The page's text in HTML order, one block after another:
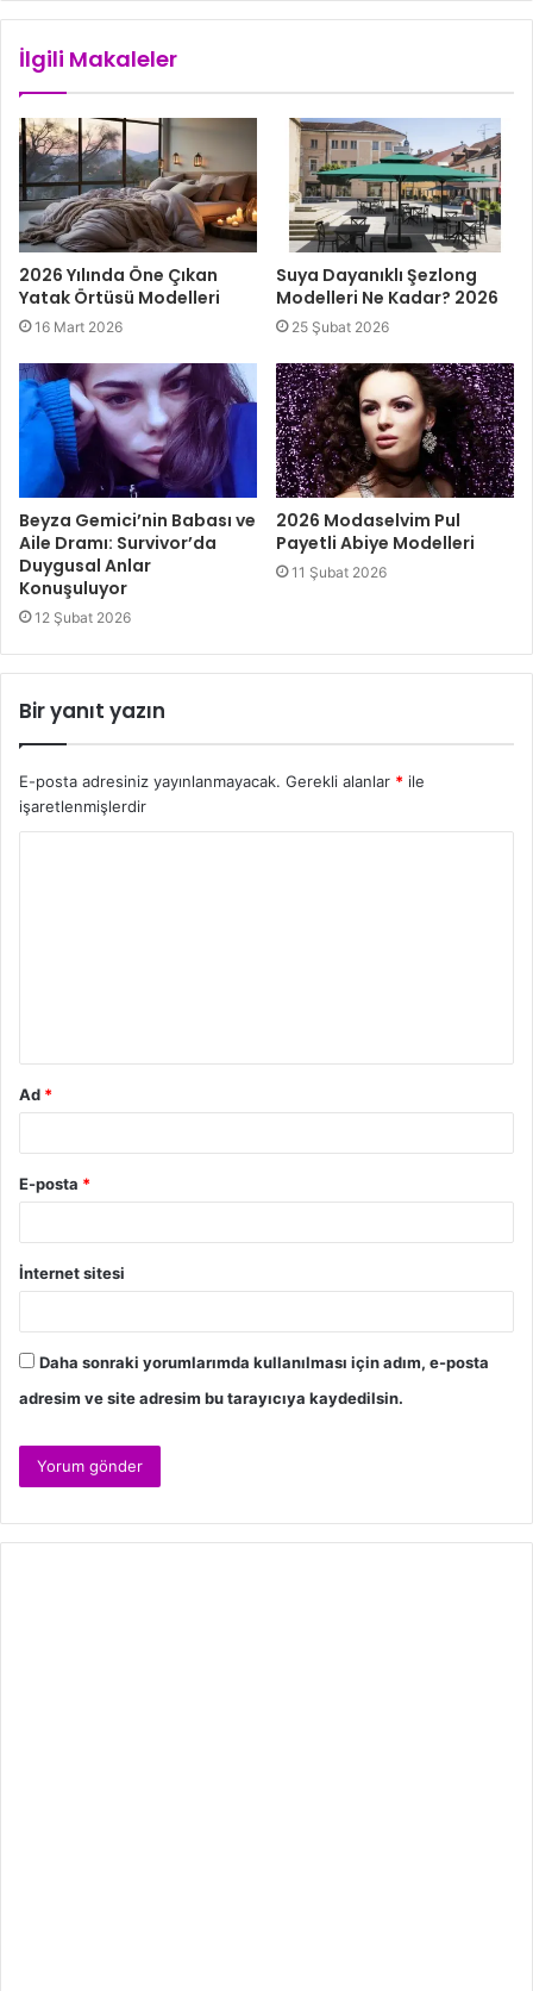
İlgili Makaleler
2026 Yılında Öne Çıkan
Yatak Örtüsü Modelleri
16 Mart 2026
Suya Dayanıklı Şezlong
Modelleri Ne Kadar? 2026
25 Şubat 2026
Beyza Gemici’nin Babası ve
Aile Dramı: Survivor’da
Duygusal Anlar
Konuşuluyor
12 Şubat 2026
2026 Modaselvim Pul
Payetli Abiye Modelleri
11 Şubat 2026
Bir yanıt yazın
E-posta adresiniz yayınlanmayacak. Gerekli alanlar * ile
işaretlenmişlerdir
Ad *
E-posta *
İnternet sitesi
Daha sonraki yorumlarımda kullanılması için adım, e-posta
adresim ve site adresim bu tarayıcıya kaydedilsin.